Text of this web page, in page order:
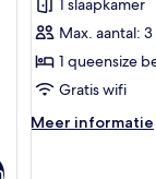
laden
1 slaapkamer
Max. aantal: 3
1 queensize
Gratis wifi
Meer informatie
Meer